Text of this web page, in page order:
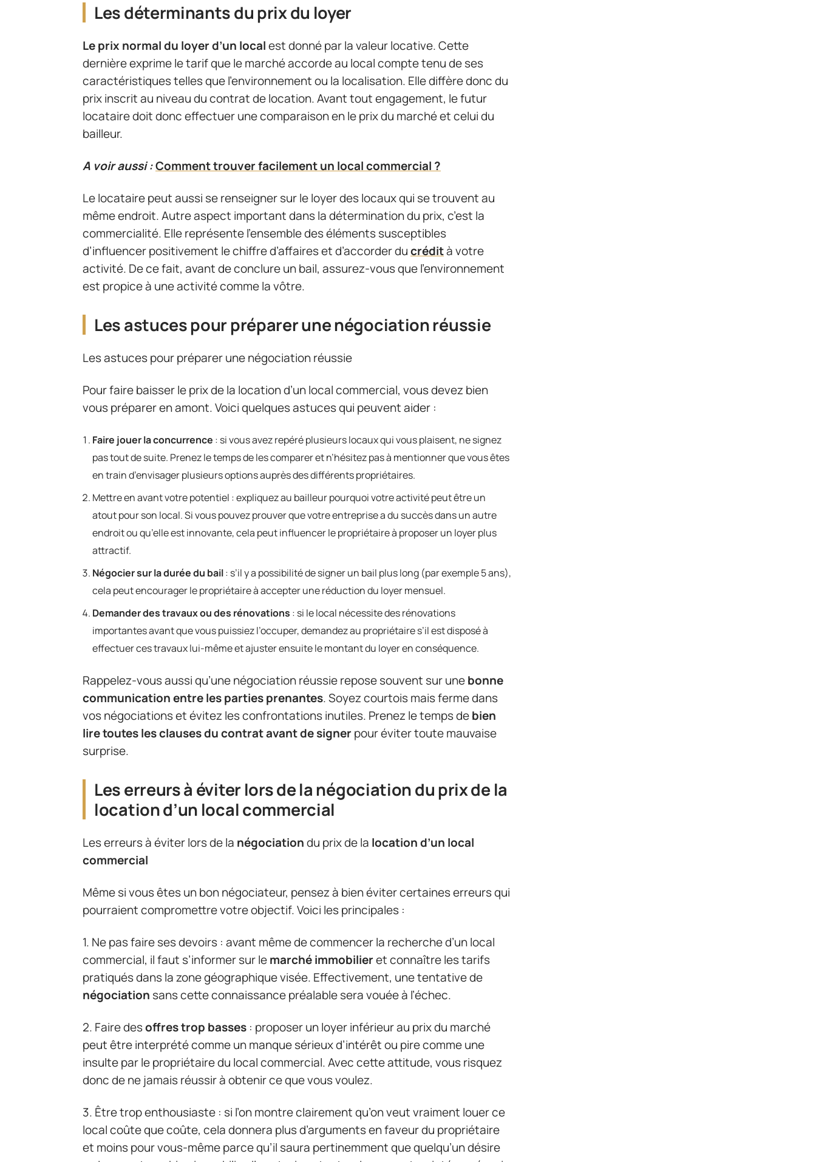
Les déterminants du prix du loyer
Le prix normal du loyer d’un localest donné par la valeur locative. Cette
dernière exprime le tarif que le marché accorde au local compte tenu de ses
caractéristiques telles que l’environnement ou la localisation. Elle diffère donc du
prix inscrit au niveau du contrat de location. Avant tout engagement, le futur
locataire doit donc effectuer une comparaison en le prix du marché et celui du
bailleur.
A voir aussi :Comment trouver facilement un local commercial ?
Le locataire peut aussi se renseigner sur le loyer des locaux qui se trouvent au
même endroit. Autre aspect important dans la détermination du prix, c’est la
commercialité. Elle représente l’ensemble des éléments susceptibles
d’influencer positivement le chiffre d’affaires et d’accorder ducrédità votre
activité. De ce fait, avant de conclure un bail, assurez-vous que l’environnement
est propice à une activité comme la vôtre.
Les astuces pour préparer une négociation réussie
Les astuces pour préparer une négociation réussie
Pour faire baisser le prix de la location d’un local commercial, vous devez bien
vous préparer en amont. Voici quelques astuces qui peuvent aider :
Faire jouer la concurrence : si vous avez repéré plusieurs locaux qui vous plaisent, ne signez
pas tout de suite. Prenez le temps de les comparer et n’hésitez pas à mentionner que vous êtes
en train d’envisager plusieurs options auprès des différents propriétaires.
Mettre en avant votre potentiel : expliquez au bailleur pourquoi votre activité peut être un
atout pour son local. Si vous pouvez prouver que votre entreprise a du succès dans un autre
endroit ou qu’elle est innovante, cela peut influencer le propriétaire à proposer un loyer plus
attractif.
Négocier sur la durée du bail: s’il y a possibilité de signer un bail plus long (par exemple 5 ans),
cela peut encourager le propriétaire à accepter une réduction du loyer mensuel.
Demander des travaux ou des rénovations : si le local nécessite des rénovations
importantes avant que vous puissiez l’occuper, demandez au propriétaire s’il est disposé à
effectuer ces travaux lui-même et ajuster ensuite le montant du loyer en conséquence.
Rappelez-vous aussi qu’une négociation réussie repose souvent sur unebonne
communication entre les parties prenantes. Soyez courtois mais ferme dans
vos négociations et évitez les confrontations inutiles. Prenez le temps debien
lire toutes les clauses du contrat avant de signerpour éviter toute mauvaise
surprise.
Les erreurs à éviter lors de la négociation du prix de la
location d’un local commercial
Les erreurs à éviter lors de la négociationdu prix de la location d’un local
commercial
Même si vous êtes un bon négociateur, pensez à bien éviter certaines erreurs qui
pourraient compromettre votre objectif. Voici les principales :
1. Ne pas faire ses devoirs : avant même de commencer la recherche d’un local
commercial, il faut s’informer sur lemarché immobilieret connaître les tarifs
pratiqués dans la zone géographique visée. Effectivement, une tentative de
négociation sans cette connaissance préalable sera vouée à l’échec.
2. Faire desoffres trop basses : proposer un loyer inférieur au prix du marché
peut être interprété comme un manque sérieux d’intérêt ou pire comme une
insulte par le propriétaire du local commercial. Avec cette attitude, vous risquez
donc de ne jamais réussir à obtenir ce que vous voulez.
3. Être trop enthousiaste : si l’on montre clairement qu’on veut vraiment louer ce
local coûte que coûte, cela donnera plus d’arguments en faveur du propriétaire
et moins pour vous-même parce qu’il saura pertinemment que quelqu’un désire